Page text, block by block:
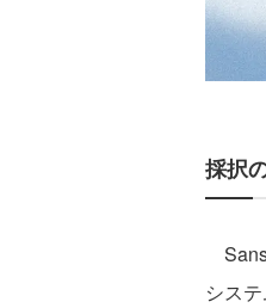
採択
シス